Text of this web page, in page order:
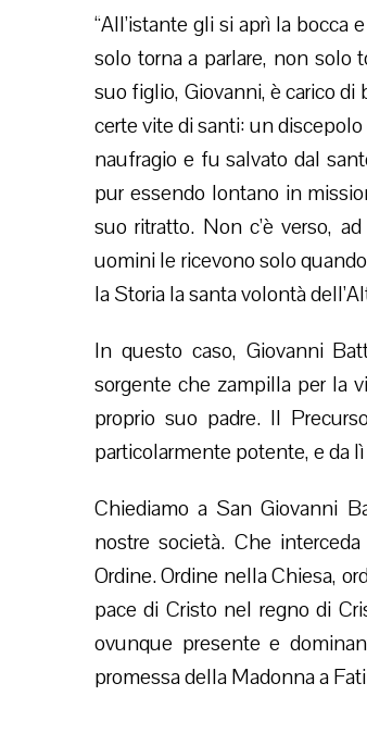
“All’istante gli si aprì la bocca
solo torna a parlare, non solo
suo figlio, Giovanni, è carico
certe vite di santi: un
naufragio e fu salvato dal
pur essendo lontano in
suo ritratto. Non c’è verso,
uomini le ricevono solo
la Storia la santa volontà
In questo caso, Giovanni
sorgente che zampilla per la
proprio suo padre. Il
particolarmente potente, e da
Chiediamo a San Giovanni
nostre società. Che
Ordine. Ordine nella Chiesa,
pace di Cristo nel regno di
ovunque presente e
promessa della Madonna a